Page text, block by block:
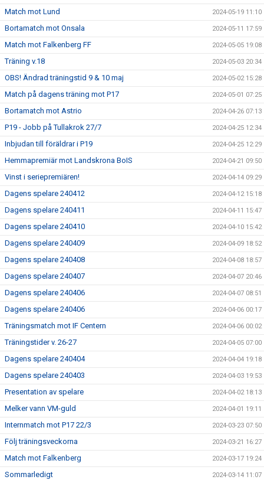
Match mot Lund 2024-05-19 11:10
Bortamatch mot Onsala 2024-05-11 17:59
Match mot Falkenberg FF 2024-05-05 19:08
Träning v.18 2024-05-03 20:34
OBS! Ändrad träningstid 9 & 10 maj 2024-05-02 15:28
Match på dagens träning mot P17 2024-05-01 07:25
Bortamatch mot Astrio 2024-04-26 07:13
P19 - Jobb på Tullakrok 27/7 2024-04-25 12:34
Inbjudan till föräldrar i P19 2024-04-25 12:29
Hemmapremiär mot Landskrona BoIS 2024-04-21 09:50
Vinst i seriepremiären! 2024-04-14 09:29
Dagens spelare 240412 2024-04-12 15:18
Dagens spelare 240411 2024-04-11 15:47
Dagens spelare 240410 2024-04-10 15:42
Dagens spelare 240409 2024-04-09 18:52
Dagens spelare 240408 2024-04-08 18:57
Dagens spelare 240407 2024-04-07 20:46
Dagens spelare 240406 2024-04-07 08:51
Dagens spelare 240406 2024-04-06 00:17
Träningsmatch mot IF Centern 2024-04-06 00:02
Träningstider v. 26-27 2024-04-05 07:00
Dagens spelare 240404 2024-04-04 19:18
Dagens spelare 240403 2024-04-03 19:53
Presentation av spelare 2024-04-02 18:13
Melker vann VM-guld 2024-04-01 19:11
Internmatch mot P17 22/3 2024-03-23 07:50
Följ träningsveckorna 2024-03-21 16:27
Match mot Falkenberg 2024-03-17 19:24
Sommarledigt 2024-03-14 11:07